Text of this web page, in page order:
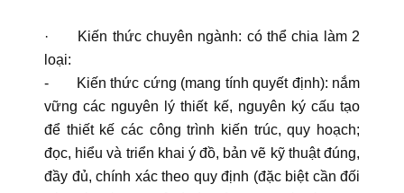
· Kiến thức chuyên ngành: có thể chia làm 2
loại:
- Kiến thức cứng (mang tính quyết định): nắm
vững các nguyên lý thiết kế, nguyên ký cấu tạo
để thiết kế các công trình kiến trúc, quy hoạch;
đọc, hiểu và triển khai ý đồ, bản vẽ kỹ thuật đúng,
đầy đủ, chính xác theo quy định (đặc biệt cần đối